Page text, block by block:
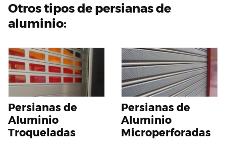
Otros tipos de persianas de
aluminio:
Persianas de
Aluminio
Troqueladas
Persianas de
Aluminio
Microperforadas